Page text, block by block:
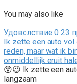
You may also like
Удоволствие 0 23
Ik zette een auto vol
reden, maar wat ik
onmiddellijk eruit
😵😉 Ik zette een
langzaam